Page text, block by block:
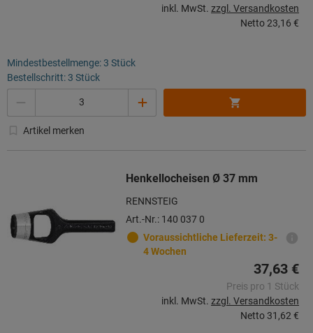
inkl. MwSt. zzgl. Versandkosten
Netto23,16 €
Mindestbestellmenge: 3 Stück
Bestellschritt: 3 Stück
Artikel merken
Henkellocheisen Ø 37 mm
RENNSTEIG
Art.-Nr.: 140 037 0
Voraussichtliche Lieferzeit: 3-
4 Wochen
37,63 €
Preis pro 1 Stück
inkl. MwSt. zzgl. Versandkosten
Netto 31,62 €